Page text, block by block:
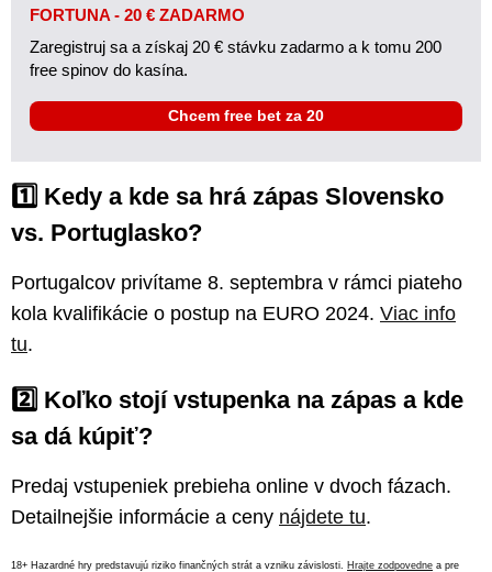
FORTUNA - 20 € ZADARMO
Zaregistruj sa a získaj 20 € stávku zadarmo a k tomu 200
free spinov do kasína.
Chcem free bet za 20
1️⃣ Kedy a kde sa hrá zápas Slovensko
vs. Portuglasko?
Portugalcov privítame 8. septembra v rámci piateho
kola kvalifikácie o postup na EURO 2024. Viac info
tu.
2️⃣ Koľko stojí vstupenka na zápas a kde
sa dá kúpiť?
Predaj vstupeniek prebieha online v dvoch fázach.
Detailnejšie informácie a ceny nájdete tu.
18+ Hazardné hry predstavujú riziko finančných strát a vzniku závislosti. Hrajte zodpovedne a pre